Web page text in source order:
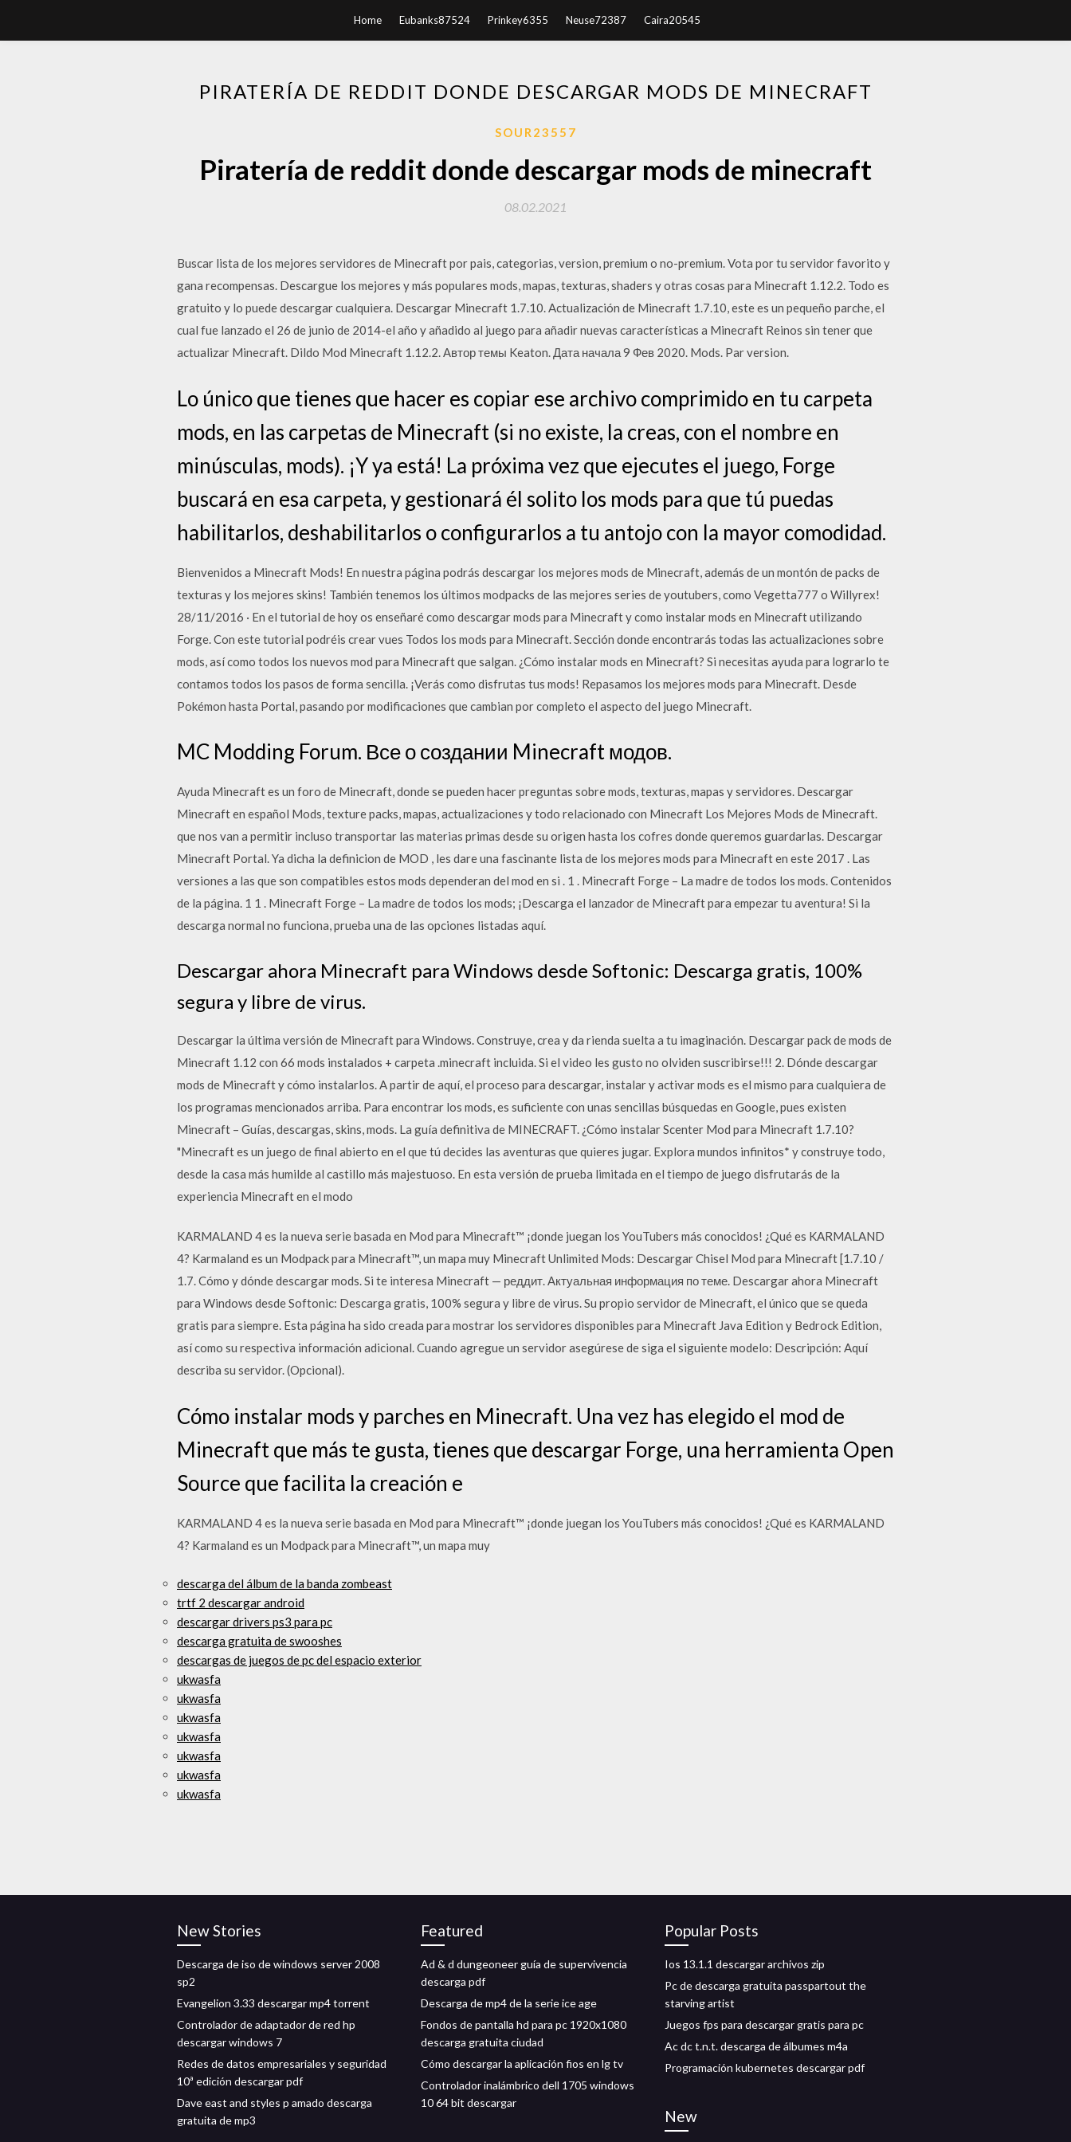
Home Eubanks87524 Prinkey6355 Neuse72387 Caira20545
PIRATERÍA DE REDDIT DONDE DESCARGAR MODS DE MINECRAFT
SOUR23557
Piratería de reddit donde descargar mods de minecraft
08.02.2021
Buscar lista de los mejores servidores de Minecraft por pais, categorias, version, premium o no-premium. Vota por tu servidor favorito y
gana recompensas. Descargue los mejores y más populares mods, mapas, texturas, shaders y otras cosas para Minecraft 1.12.2. Todo es
gratuito y lo puede descargar cualquiera. Descargar Minecraft 1.7.10. Actualización de Minecraft 1.7.10, este es un pequeño parche, el
cual fue lanzado el 26 de junio de 2014-el año y añadido al juego para añadir nuevas características a Minecraft Reinos sin tener que
actualizar Minecraft. Dildo Mod Minecraft 1.12.2. Автор темы Keaton. Дата начала 9 Фев 2020. Mods. Par version.
Lo único que tienes que hacer es copiar ese archivo comprimido en tu carpeta
mods, en las carpetas de Minecraft (si no existe, la creas, con el nombre en
minúsculas, mods). ¡Y ya está! La próxima vez que ejecutes el juego, Forge
buscará en esa carpeta, y gestionará él solito los mods para que tú puedas
habilitarlos, deshabilitarlos o configurarlos a tu antojo con la mayor comodidad.
Bienvenidos a Minecraft Mods! En nuestra página podrás descargar los mejores mods de Minecraft, además de un montón de packs de
texturas y los mejores skins! También tenemos los últimos modpacks de las mejores series de youtubers, como Vegetta777 o Willyrex!
28/11/2016 · En el tutorial de hoy os enseñaré como descargar mods para Minecraft y como instalar mods en Minecraft utilizando
Forge. Con este tutorial podréis crear vues Todos los mods para Minecraft. Sección donde encontrarás todas las actualizaciones sobre
mods, así como todos los nuevos mod para Minecraft que salgan. ¿Cómo instalar mods en Minecraft? Si necesitas ayuda para lograrlo te
contamos todos los pasos de forma sencilla. ¡Verás como disfrutas tus mods! Repasamos los mejores mods para Minecraft. Desde
Pokémon hasta Portal, pasando por modificaciones que cambian por completo el aspecto del juego Minecraft.
MC Modding Forum. Все о создании Minecraft модов.
Ayuda Minecraft es un foro de Minecraft, donde se pueden hacer preguntas sobre mods, texturas, mapas y servidores. Descargar
Minecraft en español Mods, texture packs, mapas, actualizaciones y todo relacionado con Minecraft Los Mejores Mods de Minecraft.
que nos van a permitir incluso transportar las materias primas desde su origen hasta los cofres donde queremos guardarlas. Descargar
Minecraft Portal. Ya dicha la definicion de MOD , les dare una fascinante lista de los mejores mods para Minecraft en este 2017 . Las
versiones a las que son compatibles estos mods dependeran del mod en si . 1 . Minecraft Forge – La madre de todos los mods. Contenidos
de la página. 1 1 . Minecraft Forge – La madre de todos los mods; ¡Descarga el lanzador de Minecraft para empezar tu aventura! Si la
descarga normal no funciona, prueba una de las opciones listadas aquí.
Descargar ahora Minecraft para Windows desde Softonic: Descarga gratis, 100%
segura y libre de virus.
Descargar la última versión de Minecraft para Windows. Construye, crea y da rienda suelta a tu imaginación. Descargar pack de mods de
Minecraft 1.12 con 66 mods instalados + carpeta .minecraft incluida. Si el video les gusto no olviden suscribirse!!! 2. Dónde descargar
mods de Minecraft y cómo instalarlos. A partir de aquí, el proceso para descargar, instalar y activar mods es el mismo para cualquiera de
los programas mencionados arriba. Para encontrar los mods, es suficiente con unas sencillas búsquedas en Google, pues existen
Minecraft – Guías, descargas, skins, mods. La guía definitiva de MINECRAFT. ¿Cómo instalar Scenter Mod para Minecraft 1.7.10?
"Minecraft es un juego de final abierto en el que tú decides las aventuras que quieres jugar. Explora mundos infinitos* y construye todo,
desde la casa más humilde al castillo más majestuoso. En esta versión de prueba limitada en el tiempo de juego disfrutarás de la
experiencia Minecraft en el modo
KARMALAND 4 es la nueva serie basada en Mod para Minecraft™ ¡donde juegan los YouTubers más conocidos! ¿Qué es KARMALAND
4? Karmaland es un Modpack para Minecraft™, un mapa muy Minecraft Unlimited Mods: Descargar Chisel Mod para Minecraft [1.7.10 /
1.7. Cómo y dónde descargar mods. Si te interesa Minecraft — реддит. Актуальная информация по теме. Descargar ahora Minecraft
para Windows desde Softonic: Descarga gratis, 100% segura y libre de virus. Su propio servidor de Minecraft, el único que se queda
gratis para siempre. Esta página ha sido creada para mostrar los servidores disponibles para Minecraft Java Edition y Bedrock Edition,
así como su respectiva información adicional. Cuando agregue un servidor asegúrese de siga el siguiente modelo: Descripción: Aquí
describa su servidor. (Opcional).
Cómo instalar mods y parches en Minecraft. Una vez has elegido el mod de
Minecraft que más te gusta, tienes que descargar Forge, una herramienta Open
Source que facilita la creación e
KARMALAND 4 es la nueva serie basada en Mod para Minecraft™ ¡donde juegan los YouTubers más conocidos! ¿Qué es KARMALAND
4? Karmaland es un Modpack para Minecraft™, un mapa muy
descarga del álbum de la banda zombeast
trtf 2 descargar android
descargar drivers ps3 para pc
descarga gratuita de swooshes
descargas de juegos de pc del espacio exterior
ukwasfa
ukwasfa
ukwasfa
ukwasfa
ukwasfa
ukwasfa
ukwasfa
New Stories
Descarga de iso de windows server 2008
sp2
Evangelion 3.33 descargar mp4 torrent
Controlador de adaptador de red hp
descargar windows 7
Redes de datos empresariales y seguridad
10ª edición descargar pdf
Dave east and styles p amado descarga
gratuita de mp3
Featured
Ad & d dungeoneer guía de supervivencia
descarga pdf
Descarga de mp4 de la serie ice age
Fondos de pantalla hd para pc 1920x1080
descarga gratuita ciudad
Cómo descargar la aplicación fios en lg tv
Controlador inalámbrico dell 1705 windows
10 64 bit descargar
Popular Posts
Ios 13.1.1 descargar archivos zip
Pc de descarga gratuita passpartout the
starving artist
Juegos fps para descargar gratis para pc
Ac dc t.n.t. descarga de álbumes m4a
Programación kubernetes descargar pdf
New